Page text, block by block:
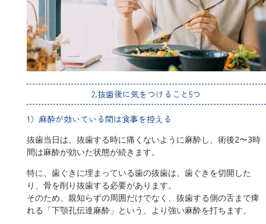
2.抜歯後に気をつけること5つ
1）麻酔が効いている間は食事を控える
抜歯当日は、抜歯する時に痛くないように麻酔し、術後2〜3時
間は麻酔が効いた状態が続きます。
特に、歯ぐきに埋まっている歯の抜歯は、歯ぐきを切開した
り、骨を削り抜歯する必要があります。
そのため、親知らずの周囲だけでなく、抜歯する側の舌まで痺
れる「下顎孔伝達麻酔」という、より強い麻酔を打ちます。